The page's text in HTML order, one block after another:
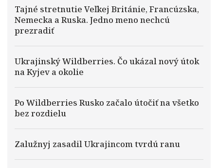
Tajné stretnutie Veľkej Británie, Francúzska,
Nemecka a Ruska. Jedno meno nechcú
prezradiť
Ukrajinský Wildberries. Čo ukázal nový útok
na Kyjev a okolie
Po Wildberries Rusko začalo útočiť na všetko
bez rozdielu
Zalužnyj zasadil Ukrajincom tvrdú ranu